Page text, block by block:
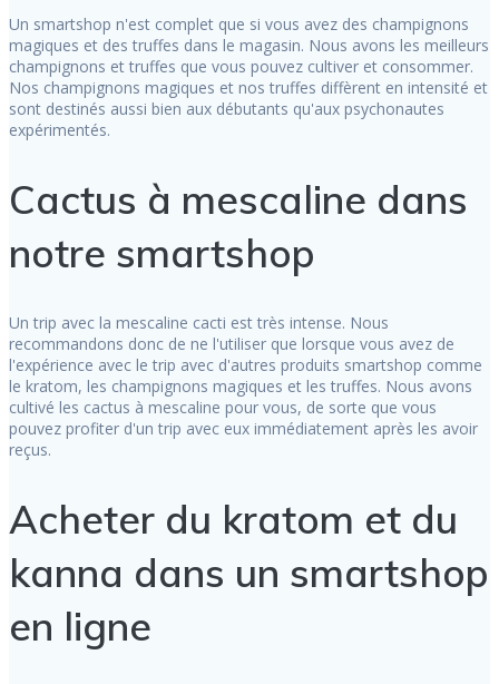
Un smartshop n'est complet que si vous avez des champignons
magiques et des truffes dans le magasin. Nous avons les meilleurs
champignons et truffes que vous pouvez cultiver et consommer.
Nos champignons magiques et nos truffes diffèrent en intensité et
sont destinés aussi bien aux débutants qu'aux psychonautes
expérimentés.
Cactus à mescaline dans
notre smartshop
Un trip avec la mescaline cacti est très intense. Nous
recommandons donc de ne l'utiliser que lorsque vous avez de
l'expérience avec le trip avec d'autres produits smartshop comme
le kratom, les champignons magiques et les truffes. Nous avons
cultivé les cactus à mescaline pour vous, de sorte que vous
pouvez profiter d'un trip avec eux immédiatement après les avoir
reçus.
Acheter du kratom et du
kanna dans un smartshop
en ligne